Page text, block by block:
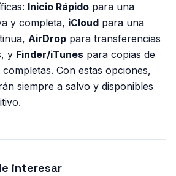
Inicio Rápido para una
y completa, iCloud para una
AirDrop para transferencias
y Finder/iTunes para copias de
Con estas opciones,
siempre a salvo y disponibles
interesar